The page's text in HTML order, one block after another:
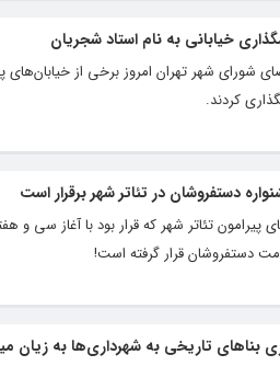
خیابانی به نام استاد شجریان
شورای شهر تهران امروز برخی از
کردند.
دستفروشان در تئاتر شهر برقرار است
پیرامون تئاتر شهر که قرار بود با آغاز سی
دستفروشان قرار گرفته است!
بناهای تاریخی به شهرداری‌ها به زیان